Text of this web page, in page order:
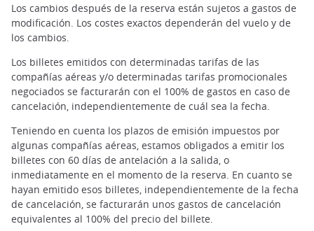
Los cambios después de la reserva están sujetos a gastos de
modificación. Los costes exactos dependerán del vuelo y de
los cambios.
Los billetes emitidos con determinadas tarifas de las
compañías aéreas y/o determinadas tarifas promocionales
negociados se facturarán con el 100% de gastos en caso de
cancelación, independientemente de cuál sea la fecha.
Teniendo en cuenta los plazos de emisión impuestos por
algunas compañías aéreas, estamos obligados a emitir los
billetes con 60 días de antelación a la salida, o
inmediatamente en el momento de la reserva. En cuanto se
hayan emitido esos billetes, independientemente de la fecha
de cancelación, se facturarán unos gastos de cancelación
equivalentes al 100% del precio del billete.